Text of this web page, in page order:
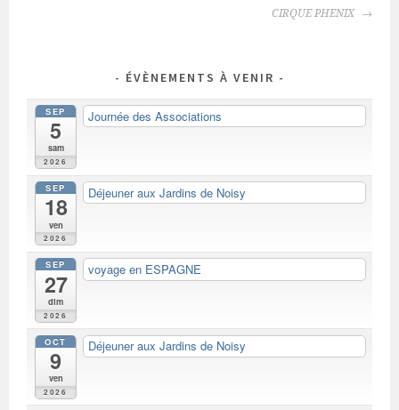
CIRQUE PHENIX
ÉVÈNEMENTS À VENIR
SEP
5
sam
2026
Journée des Associations
SEP
18
ven
2026
Déjeuner aux Jardins de Noisy
SEP
27
dim
2026
voyage en ESPAGNE
OCT
9
ven
2026
Déjeuner aux Jardins de Noisy